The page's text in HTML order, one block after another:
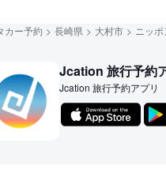
カー予約 長崎県 大村市 ニッ
Jcation 旅行予約
Jcation 旅行予約アプリ